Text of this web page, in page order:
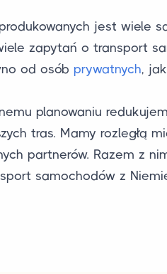
jest wiele
zapytań o transport
od osób prywatnych,
planowaniu
tras. Mamy rozległą
partnerów. Razem z
samochodów z